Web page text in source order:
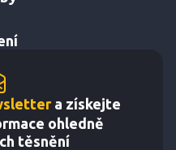
a získejte
ohledně
těsnění